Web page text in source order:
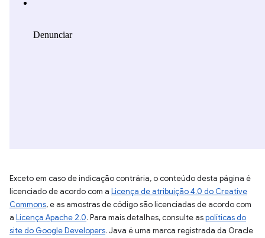
Exceto em caso de indicação contrária, o conteúdo desta página é
licenciado de acordo com a Licença de atribuição 4.0 do Creative
Commons, e as amostras de código são licenciadas de acordo com
a Licença Apache 2.0. Para mais detalhes, consulte aspolíticas do
site do Google Developers. Java é uma marca registrada da Oracle